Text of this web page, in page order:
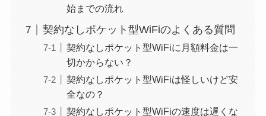
始までの流れ
契約なしポケット型WiFiのよくある質問
契約なしポケット型WiFiに月額料金は一
切かからない？
契約なしポケット型WiFiは怪しいけど安
全なの？
契約なしポケット型WiFiの速度は遅くな